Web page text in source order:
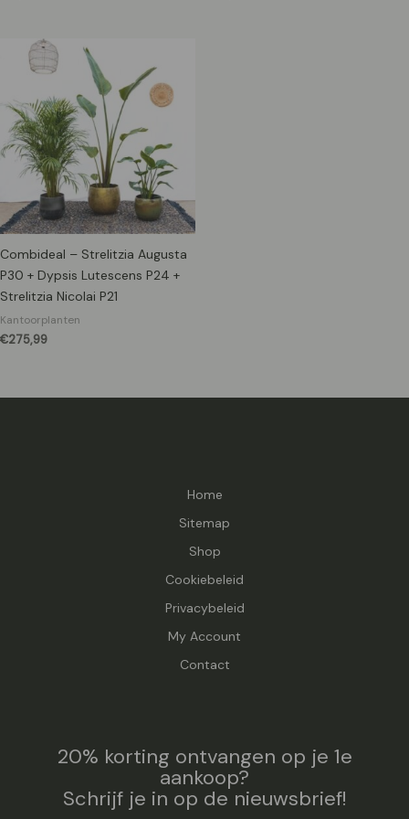
Combideal – Strelitzia Augusta
P30 + Dypsis Lutescens P24 +
Strelitzia Nicolai P21
Kantoorplanten
€275,99
Home
Sitemap
Shop
Cookiebeleid
Privacybeleid
My Account
Contact
20% korting ontvangen op je 1e
aankoop?
Schrijf je in op de nieuwsbrief!